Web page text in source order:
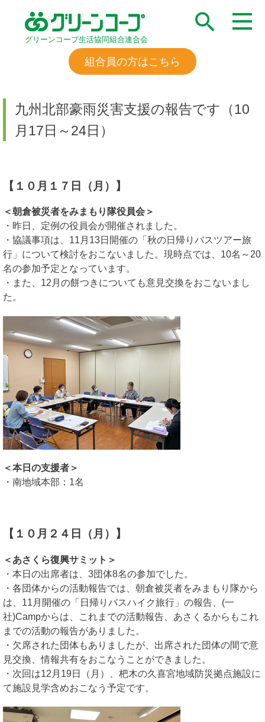
グリーンコープ生活協同組合連合会
組合員の方はこちら
九州北部豪雨災害支援の報告です（10
月17日～24日）
【１０月１７日（月）】
＜朝倉被災者をみまもり隊役員会＞
・昨日、定例の役員会が開催されました。
・協議事項は、11月13日開催の「秋の日帰りバスツアー旅
行」について検討をおこないました。現時点では、10名～20
名の参加予定となっています。
・また、12月の餅つきについても意見交換をおこないまし
た。
＜本日の支援者＞
・南地域本部：1名
【１０月２４日（月）】
＜あさくら復興サミット＞
・本日の出席者は、3団体8名の参加でした。
・各団体からの活動報告では、朝倉被災者をみまもり隊から
は、11月開催の「日帰りバスハイク旅行」の報告、(一
社)Campからは、これまでの活動報告、あさくるからもこれ
までの活動の報告がありました。
・欠席された団体もありましたが、出席された団体の間で意
見交換、情報共有をおこなうことができました。
・次回は12月19日（月）、杷木の久喜宮地域防災拠点施設に
て施設見学含めおこなう予定です。